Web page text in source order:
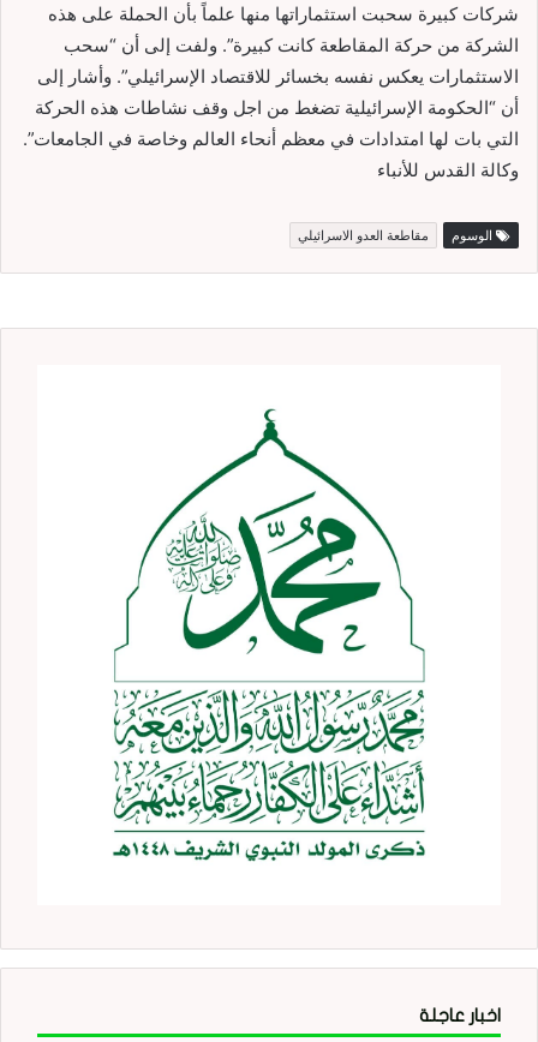
شركات كبيرة سحبت استثماراتها منها علماً بأن الحملة على هذه
الشركة من حركة المقاطعة كانت كبيرة”. ولفت إلى أن “سحب
الاستثمارات يعكس نفسه بخسائر للاقتصاد الإسرائيلي”. وأشار إلى
أن “الحكومة الإسرائيلية تضغط من اجل وقف نشاطات هذه الحركة
التي بات لها امتدادات في معظم أنحاء العالم وخاصة في الجامعات”.
وكالة القدس للأنباء
الوسوم مقاطعة العدو الاسرائيلي
اخبار عاجلة